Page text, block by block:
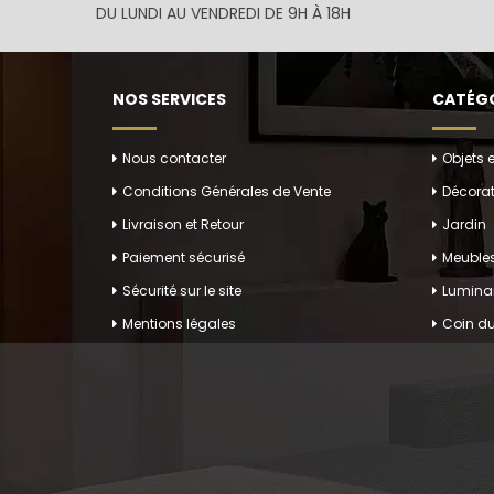
la vie
Créez un
des
endroit,
Plongez
DU LUNDI AU VENDREDI DE 9H À 18H
NOS SERVICES
Nous contacter
Conditions Générales de Vente
Livraison et Retour
Paiement sécurisé
Sécurité sur le site
Mentions légales
Objets
Jardin
Coin